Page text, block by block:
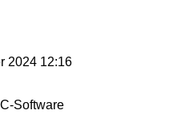
2024 12:16
Software